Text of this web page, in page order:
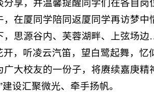
分享，并温馨提醒同学们在各自岗
，在厦同学陪同返厦同学再访梦
，思源谷内、芙蓉湖畔、上弦场
开，听凌云汽笛，望白鹭起舞，
广大校友的一份子，将赓续嘉庚
设汇聚微光、牵手扬帆。